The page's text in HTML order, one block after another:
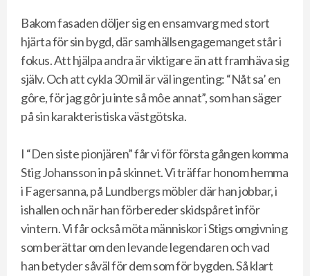
Bakom fasaden döljer sig en ensamvarg med stort
hjärta för sin bygd, där samhällsengagemanget står i
fokus. Att hjälpa andra är viktigare än att framhäva sig
själv. Och att cykla 30 mil är väl ingenting: “Nåt sa’ en
gôre, för jag gôr ju inte så môe annat”, som han säger
på sin karakteristiska västgötska.
I “Den siste pionjären” får vi för första gången komma
Stig Johansson in på skinnet. Vi träffar honom hemma
i Fagersanna, på Lundbergs möbler där han jobbar, i
ishallen och när han förbereder skidspåret inför
vintern. Vi får också möta människor i Stigs omgivning
som berättar om den levande legendaren och vad
han betyder såväl för dem som för bygden. Så klart